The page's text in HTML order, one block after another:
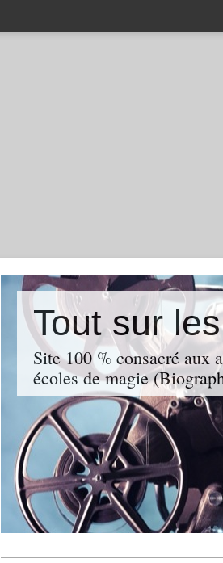
Tout sur
Site 100 % consacré aux
écoles de magie